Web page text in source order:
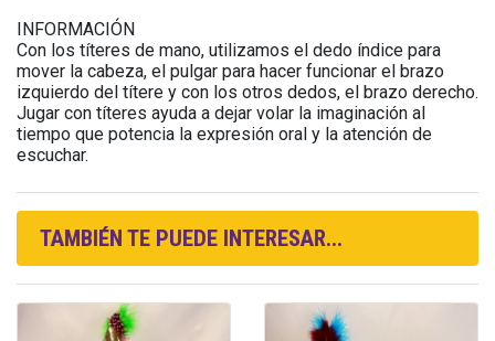
INFORMACIÓN
Con los títeres de mano, utilizamos el dedo índice para
mover la cabeza, el pulgar para hacer funcionar el brazo
izquierdo del títere y con los otros dedos, el brazo derecho.
Jugar con títeres ayuda a dejar volar la imaginación al
tiempo que potencia la expresión oral y la atención de
escuchar.
TAMBIÉN TE PUEDE INTERESAR...